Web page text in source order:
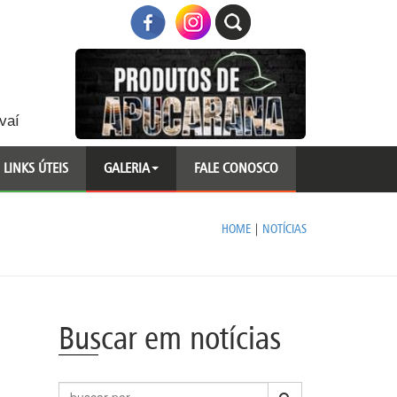
LINKS ÚTEIS GALERIA FALE CONOSCO
HOME | NOTÍCIAS
Buscar em notícias